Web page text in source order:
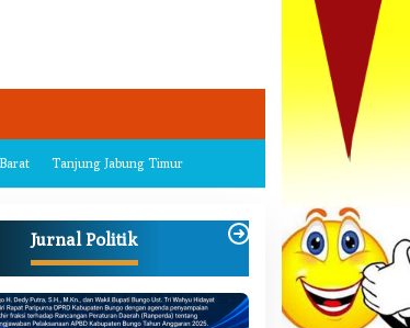
Tanjung Jabung Timur
Jurnal Politik